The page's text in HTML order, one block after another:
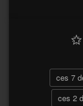
ces 7
ces 2